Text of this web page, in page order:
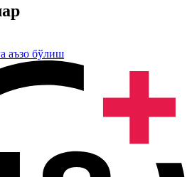
аъзо бўлиш